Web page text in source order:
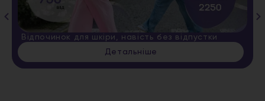
Відпочинок для шкіри, навість без відпустки
Детальніше